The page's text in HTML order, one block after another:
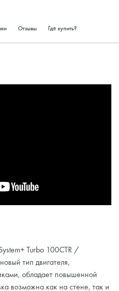
Отзывы Где купить?
Turbo 100CTR /
тип двигателя,
обладает повышенной
возможна как на стене, так и